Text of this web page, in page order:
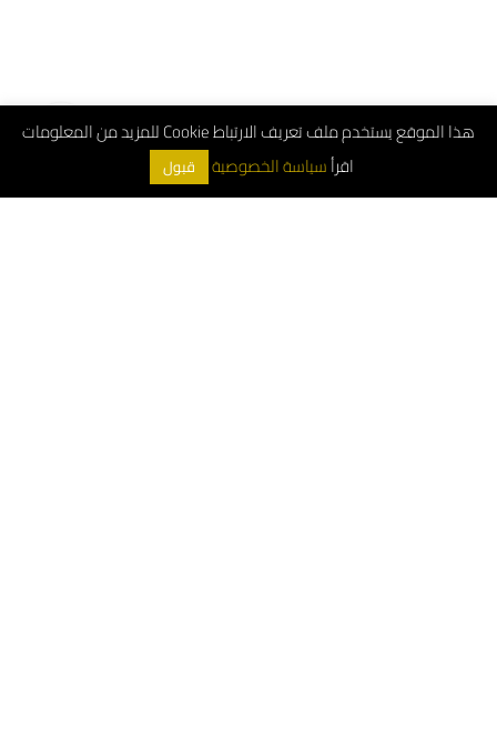
هذا الموقع يستخدم ملف تعريف الارتباط Cookie للمزيد من المعلومات
اقرأسياسة الخصوصية قبول